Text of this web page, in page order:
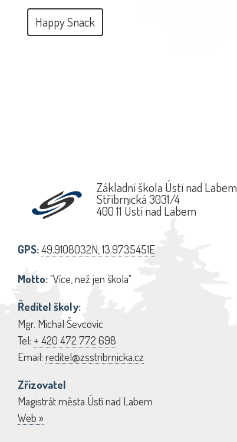
Happy Snack
Základní škola Ústí nad Labem
Stříbrnická 3031/4
400 11 Ústí nad Labem
GPS:49.9108032N, 13.9735451E
Motto:"Více, než jen škola"
Ředitel školy:
Mgr. Michal Ševcovic
Tel: + 420 472 772 698
Email: reditel@zsstribrnicka.cz
Zřizovatel
Magistrát města Ústí nad Labem
Web »